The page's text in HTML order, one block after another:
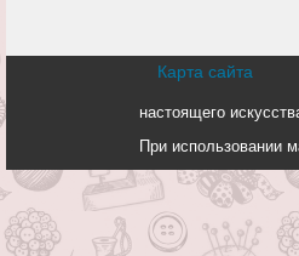
Карта сайта
настоящего
При использовании